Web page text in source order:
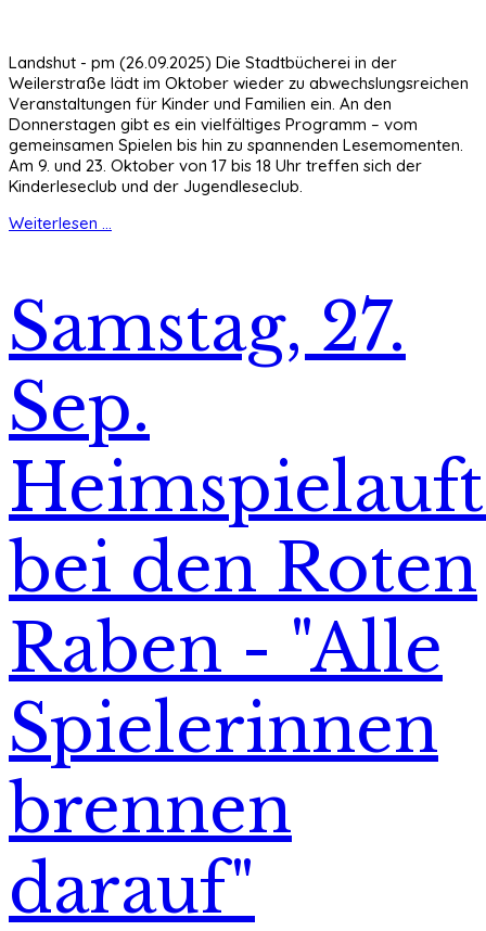
Landshut - pm (26.09.2025) Die Stadtbücherei in der
Weilerstraße lädt im Oktober wieder zu abwechslungsreichen
Veranstaltungen für Kinder und Familien ein. An den
Donnerstagen gibt es ein vielfältiges Programm – vom
gemeinsamen Spielen bis hin zu spannenden Lesemomenten.
Am 9. und 23. Oktober von 17 bis 18 Uhr treffen sich der
Kinderleseclub und der Jugendleseclub.
Weiterlesen ...
Samstag, 27.
Sep.
bei den Roten
Raben - "Alle
Spielerinnen
brennen
darauf"